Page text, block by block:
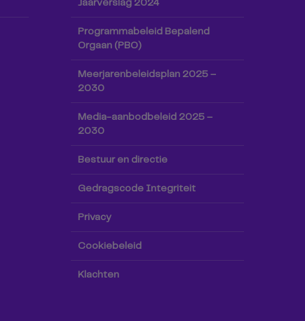
Jaarverslag 2024
Programmabeleid Bepalend
Orgaan (PBO)
Meerjarenbeleidsplan 2025 –
2030
Media-aanbodbeleid 2025 –
2030
Bestuur en directie
Gedragscode Integriteit
Privacy
Cookiebeleid
Klachten